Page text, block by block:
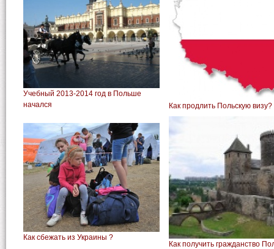
Учебный 2013-2014 год в Польше
начался
Как продлить Польскую визу?
Как сбежать из Украины ?
Как получить гражданство